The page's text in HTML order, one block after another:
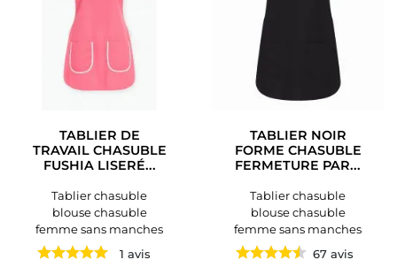
TABLIER DE
TRAVAIL CHASUBLE
FUSHIA LISERÉ...
Tablier chasuble
blouse chasuble
femme sans manches
1 avis
TABLIER NOIR
FORME CHASUBLE
FERMETURE PAR...
Tablier chasuble
blouse chasuble
femme sans manches
67 avis